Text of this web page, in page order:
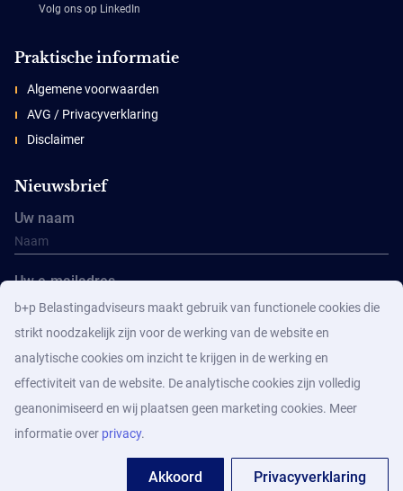
Volg ons op LinkedIn
Praktische informatie
Algemene voorwaarden
AVG / Privacyverklaring
Disclaimer
Nieuwsbrief
Uw naam
Uw e-mailadres
Aanmelden
b+p Belastingadviseurs maakt gebruik van functionele cookies die
strikt noodzakelijk zijn voor de werking van de website en
analytische cookies om inzicht te krijgen in de werking en
effectiviteit van de website. De analytische cookies zijn volledig
geanonimiseerd en wij plaatsen geen marketing cookies. Meer
informatie over privacy.
Akkoord Privacyverklaring